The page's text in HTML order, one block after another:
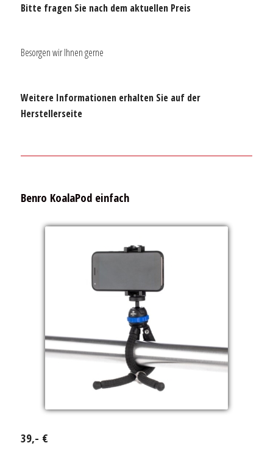
Bitte fragen Sie nach dem aktuellen Preis
Besorgen wir Ihnen gerne
Weitere Informationen erhalten Sie auf der
Herstellerseite
Benro KoalaPod einfach
39,- €